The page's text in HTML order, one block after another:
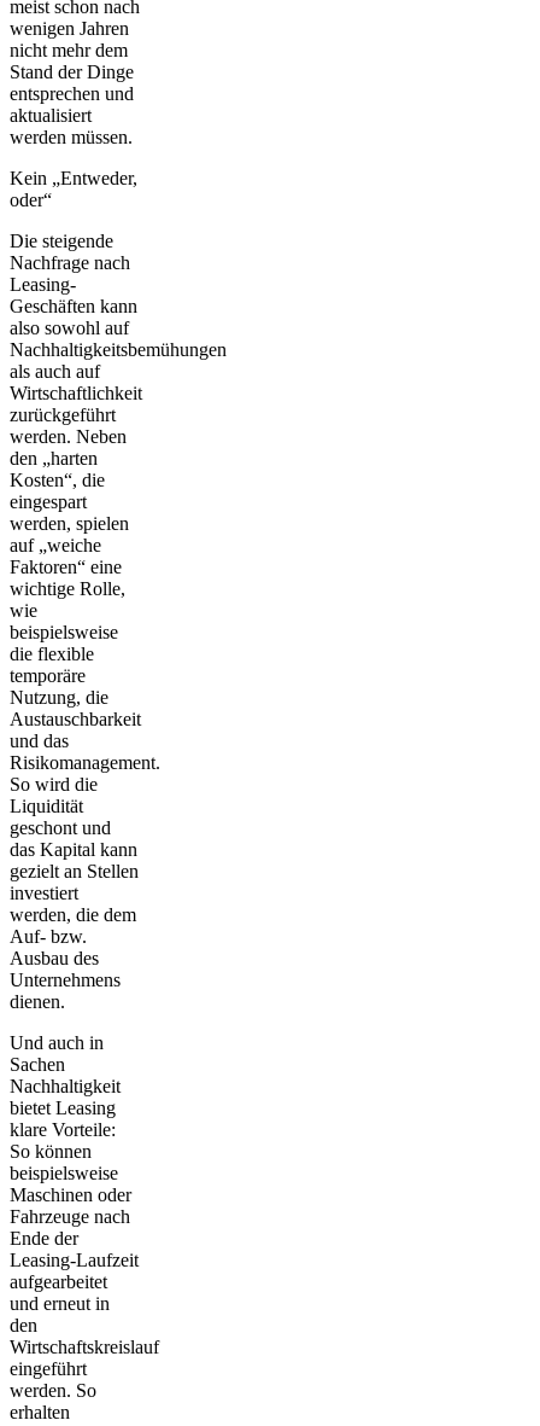
meist schon nach
wenigen Jahren
nicht mehr dem
Stand der Dinge
entsprechen und
aktualisiert
werden müssen.
Kein „Entweder,
oder“
Die steigende
Nachfrage nach
Leasing-
Geschäften kann
also sowohl auf
Nachhaltigkeitsbemühungen
als auch auf
Wirtschaftlichkeit
zurückgeführt
werden. Neben
den „harten
Kosten“, die
eingespart
werden, spielen
auf „weiche
Faktoren“ eine
wichtige Rolle,
wie
beispielsweise
die flexible
temporäre
Nutzung, die
Austauschbarkeit
und das
Risikomanagement.
So wird die
Liquidität
geschont und
das Kapital kann
gezielt an Stellen
investiert
werden, die dem
Auf- bzw.
Ausbau des
Unternehmens
dienen.
Und auch in
Sachen
Nachhaltigkeit
bietet Leasing
klare Vorteile:
So können
beispielsweise
Maschinen oder
Fahrzeuge nach
Ende der
Leasing-Laufzeit
aufgearbeitet
und erneut in
den
Wirtschaftskreislauf
eingeführt
werden. So
erhalten